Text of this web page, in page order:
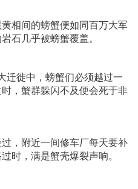
间的螃蟹便如同百万大军
石几乎被螃蟹覆盖。
徙中，螃蟹们必须越过一
，蟹群躲闪不及便会死于非
附近一间修车厂每天要补
时，满是蟹壳爆裂声响。